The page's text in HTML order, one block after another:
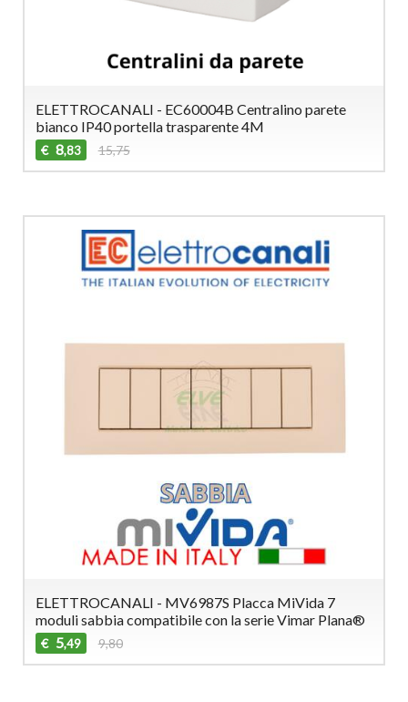
ELETTROCANALI - EC60004B Centralino parete
bianco IP40 portella trasparente 4M
€ 8,83 15,75
ELETTROCANALI - MV6987S Placca MiVida 7
moduli sabbia compatibile con la serie Vimar Plana®
€ 5,49 9,80